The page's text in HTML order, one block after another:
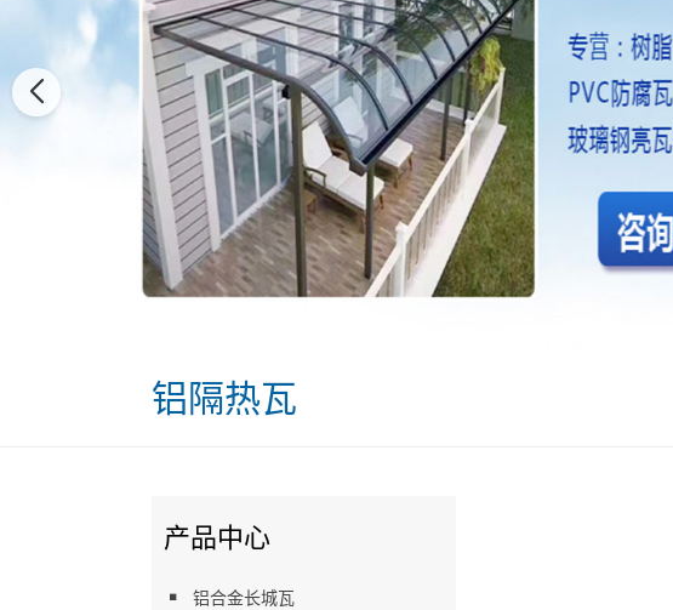
铝隔热瓦
产品中心
铝合金长城瓦